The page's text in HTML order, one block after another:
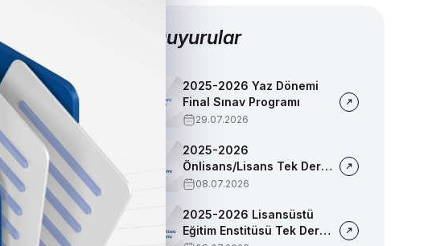
Diğer Duyurular
2025-2026 Yaz Dönemi
Final Sınav Programı
29.07.2026
2025-2026
Önlisans/Lisans Tek Ders
Sınav Programı
08.07.2026
2025-2026 Lisansüstü
Eğitim Enstitüsü Tek Ders